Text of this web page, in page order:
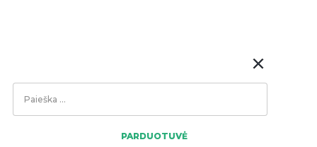
Search
PARDUOTUVĖ